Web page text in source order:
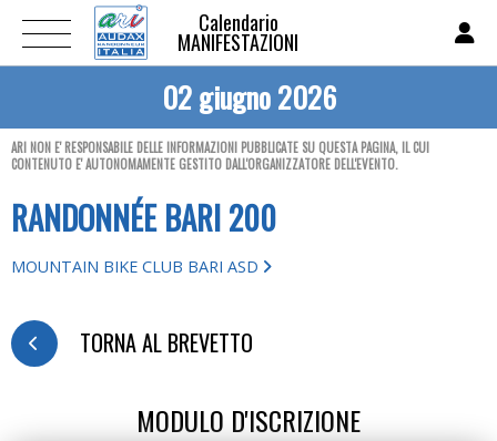
Calendario
MANIFESTAZIONI
02 giugno 2026
ARI NON E' RESPONSABILE DELLE INFORMAZIONI PUBBLICATE SU QUESTA PAGINA, IL CUI
CONTENUTO E' AUTONOMAMENTE GESTITO DALL'ORGANIZZATORE DELL'EVENTO.
RANDONNÉE BARI 200
MOUNTAIN BIKE CLUB BARI ASD
TORNA AL BREVETTO
MODULO D'ISCRIZIONE